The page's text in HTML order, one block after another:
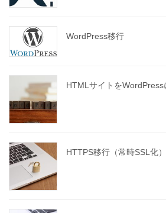
WordPress移行
HTMLサイトをWordPress
HTTPS移行（常時SSL化）